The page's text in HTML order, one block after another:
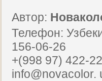
Автор:
Телефон:
156-06-26
+(998 97) 422-
info@novacolor.